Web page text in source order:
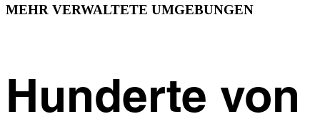
MEHR VERWALTETE UMGEBUNGEN
Hunderte von